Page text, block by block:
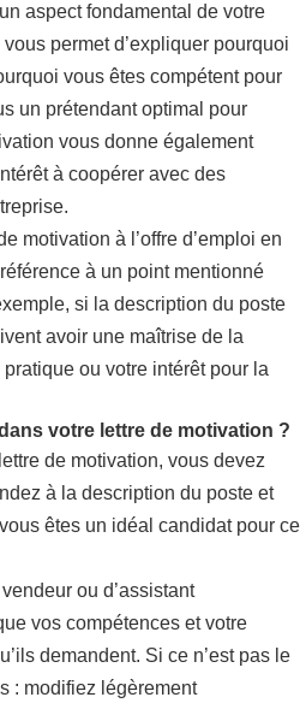
aspect fondamental de votre
permet d’expliquer pourquoi
vous êtes compétent pour
un prétendant optimal pour
vous donne également
à coopérer avec des
motivation à l’offre d’emploi en
à un point mentionné
si la description du poste
avoir une maîtrise de la
ou votre intérêt pour la
votre lettre de motivation ?
de motivation, vous devez
à la description du poste et
êtes un idéal candidat pour ce
ou d’assistant
vos compétences et votre
demandent. Si ce n’est pas le
: modifiez légèrement